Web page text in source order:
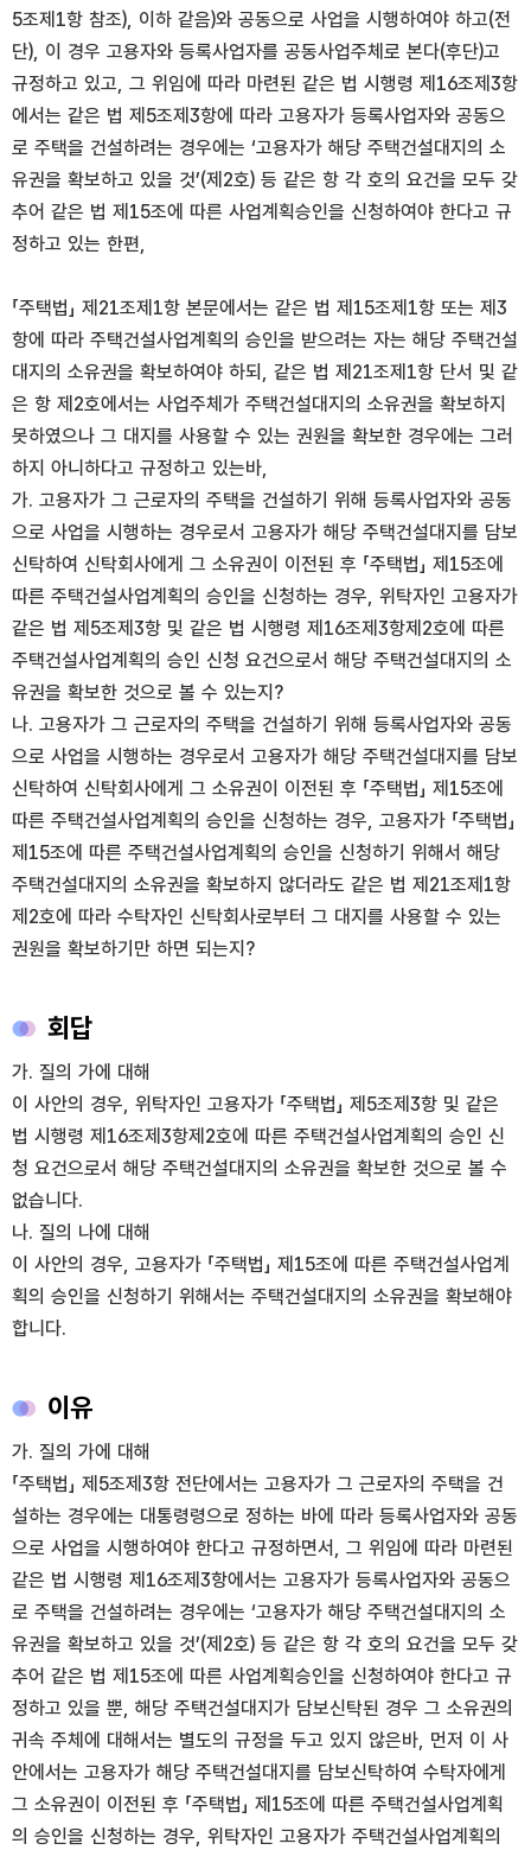
5조제1항 참조), 이하 같음)와 공동으로 사업을 시행하여야 하고(전
단), 이 경우 고용자와 등록사업자를 공동사업주체로 본다(후단)고
규정하고 있고, 그 위임에 따라 마련된 같은 법 시행령 제16조제3항
에서는 같은 법 제5조제3항에 따라 고용자가 등록사업자와 공동으
로 주택을 건설하려는 경우에는 ‘고용자가 해당 주택건설대지의 소
유권을 확보하고 있을 것’(제2호) 등 같은 항 각 호의 요건을 모두 갖
추어 같은 법 제15조에 따른 사업계획승인을 신청하여야 한다고 규
정하고 있는 한편,
「주택법」 제21조제1항 본문에서는 같은 법 제15조제1항 또는 제3
항에 따라 주택건설사업계획의 승인을 받으려는 자는 해당 주택건설
대지의 소유권을 확보하여야 하되, 같은 법 제21조제1항 단서 및 같
은 항 제2호에서는 사업주체가 주택건설대지의 소유권을 확보하지
못하였으나 그 대지를 사용할 수 있는 권원을 확보한 경우에는 그러
하지 아니하다고 규정하고 있는바,
가. 고용자가 그 근로자의 주택을 건설하기 위해 등록사업자와 공동
으로 사업을 시행하는 경우로서 고용자가 해당 주택건설대지를 담보
신탁하여 신탁회사에게 그 소유권이 이전된 후 「주택법」 제15조에
따른 주택건설사업계획의 승인을 신청하는 경우, 위탁자인 고용자가
같은 법 제5조제3항 및 같은 법 시행령 제16조제3항제2호에 따른
주택건설사업계획의 승인 신청 요건으로서 해당 주택건설대지의 소
유권을 확보한 것으로 볼 수 있는지?
나. 고용자가 그 근로자의 주택을 건설하기 위해 등록사업자와 공동
으로 사업을 시행하는 경우로서 고용자가 해당 주택건설대지를 담보
신탁하여 신탁회사에게 그 소유권이 이전된 후 「주택법」 제15조에
따른 주택건설사업계획의 승인을 신청하는 경우, 고용자가 「주택법」
제15조에 따른 주택건설사업계획의 승인을 신청하기 위해서 해당
주택건설대지의 소유권을 확보하지 않더라도 같은 법 제21조제1항
제2호에 따라 수탁자인 신탁회사로부터 그 대지를 사용할 수 있는
권원을 확보하기만 하면 되는지?
회답
가. 질의 가에 대해
이 사안의 경우, 위탁자인 고용자가 「주택법」 제5조제3항 및 같은
법 시행령 제16조제3항제2호에 따른 주택건설사업계획의 승인 신
청 요건으로서 해당 주택건설대지의 소유권을 확보한 것으로 볼 수
없습니다.
나. 질의 나에 대해
이 사안의 경우, 고용자가 「주택법」 제15조에 따른 주택건설사업계
획의 승인을 신청하기 위해서는 주택건설대지의 소유권을 확보해야
합니다.
이유
가. 질의 가에 대해
「주택법」 제5조제3항 전단에서는 고용자가 그 근로자의 주택을 건
설하는 경우에는 대통령령으로 정하는 바에 따라 등록사업자와 공동
으로 사업을 시행하여야 한다고 규정하면서, 그 위임에 따라 마련된
같은 법 시행령 제16조제3항에서는 고용자가 등록사업자와 공동으
로 주택을 건설하려는 경우에는 ‘고용자가 해당 주택건설대지의 소
유권을 확보하고 있을 것’(제2호) 등 같은 항 각 호의 요건을 모두 갖
추어 같은 법 제15조에 따른 사업계획승인을 신청하여야 한다고 규
정하고 있을 뿐, 해당 주택건설대지가 담보신탁된 경우 그 소유권의
귀속 주체에 대해서는 별도의 규정을 두고 있지 않은바, 먼저 이 사
안에서는 고용자가 해당 주택건설대지를 담보신탁하여 수탁자에게
그 소유권이 이전된 후 「주택법」 제15조에 따른 주택건설사업계획
의 승인을 신청하는 경우, 위탁자인 고용자가 주택건설사업계획의